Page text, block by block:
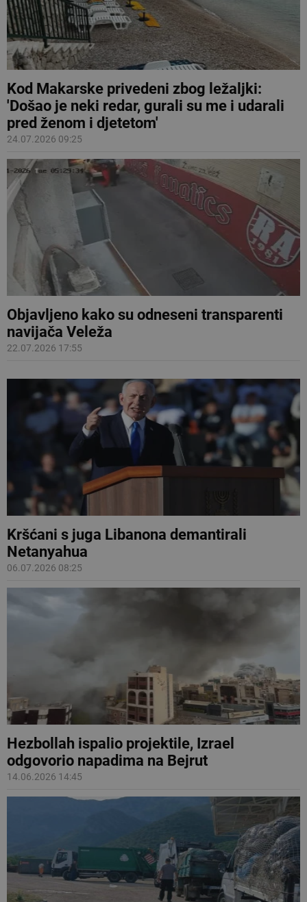
Kod Makarske privedeni zbog ležaljki:
'Došao je neki redar, gurali su me i udarali
pred ženom i djetetom'
24.07.2026 09:25
Objavljeno kako su odneseni transparenti
navijača Veleža
22.07.2026 17:55
Kršćani s juga Libanona demantirali
Netanyahua
06.07.2026 08:25
Hezbollah ispalio projektile, Izrael
odgovorio napadima na Bejrut
14.06.2026 14:45